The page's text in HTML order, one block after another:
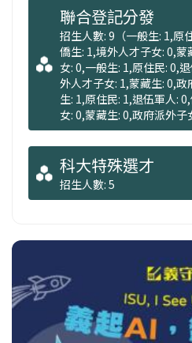
聯合登記分發
招生人數: 9（一般生: 1,原
僑生: 1,境外人才子女: 0,
女: 0,一般生: 1,原住民: 0,
外人才子女: 1,蒙藏生: 0,
生: 1,原住民: 1,退伍軍人:
女: 0,蒙藏生: 0,政府派外子
科大特殊選才
招生人數: 5